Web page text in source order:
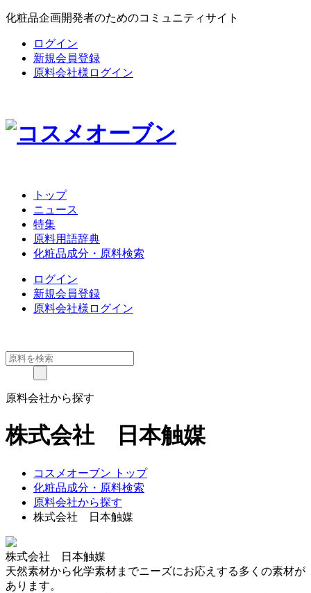
化粧品企画開発者のためのコミュニティサイト
ログイン
新規会員登録
原料会社様ログイン
トップ
ニュース
特集
原料用語辞典
化粧品成分・原料検索
ログイン
新規会員登録
原料会社様ログイン
原料会社から探す
株式会社 日本触媒
コスメオーブン トップ
化粧品成分・原料検索
原料会社から探す
株式会社 日本触媒
株式会社 日本触媒
天然素材から化学素材までニーズにお応えする多くの素材が
あります。